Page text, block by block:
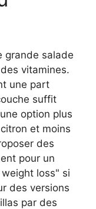
grande salade
vitamines.
une part
suffit
option plus
et moins
des
pour un
loss" si
des versions
par des